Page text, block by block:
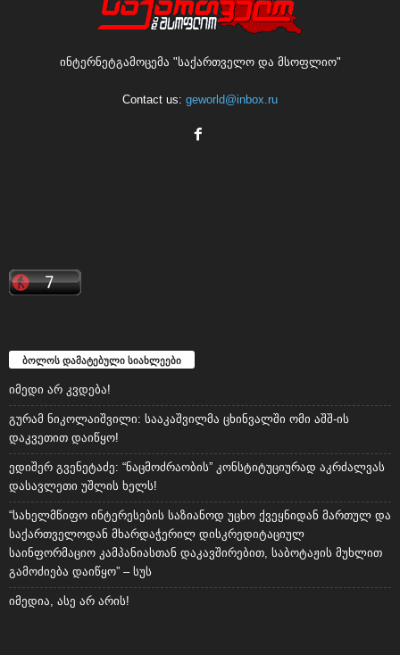
გურამ ნიკოლაიშვილი: სააკაშვილმა ცხინვალში ომი აშშ-ის
დაკვეთით დაიწყო!
ედიშერ გვენეტაძე: “ნაცმოძრაობის” კონსტიტუციურად აკრძალვას
დასავლეთი უშლის ხელს!
“სახელმწიფო ინტერესების საზიანოდ უცხო ქვეყნიდან მართულ და
საქართველოდან მხარდაჭერილ დისკრედიტაციულ
საინფორმაციო კამპანიასთან დაკავშირებით, საბოტაჟის მუხლით
გამოძიება დაიწყო” – სუს
იმედია, ასე არ არის!